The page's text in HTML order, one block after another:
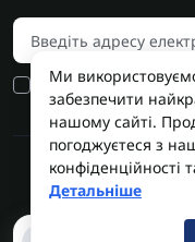
Я прочитав Умови угоди
AUTOSHIFT |
Ми
забезпечити
нашому сайті.
погоджуєтеся з
конфіденційності
Детальніше